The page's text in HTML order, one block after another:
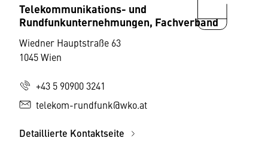
Telekommunikations- und
Rundfunkunternehmungen, Fachverband
Wiedner Hauptstraße 63
1045 Wien
+43 5 90900 3241
telekom-rundfunk@wko.at
Detaillierte Kontaktseite